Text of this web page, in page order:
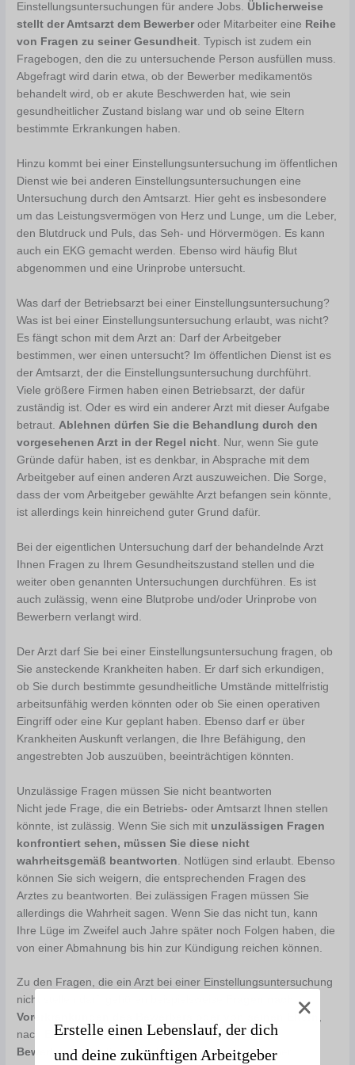
Einstellungsuntersuchungen für andere Jobs. Üblicherweise
stellt der Amtsarzt dem Bewerber oder Mitarbeiter eine Reihe
von Fragen zu seiner Gesundheit. Typisch ist zudem ein
Fragebogen, den die zu untersuchende Person ausfüllen muss.
Abgefragt wird darin etwa, ob der Bewerber medikamentös
behandelt wird, ob er akute Beschwerden hat, wie sein
gesundheitlicher Zustand bislang war und ob seine Eltern
bestimmte Erkrankungen haben.
Hinzu kommt bei einer Einstellungsuntersuchung im öffentlichen
Dienst wie bei anderen Einstellungsuntersuchungen eine
Untersuchung durch den Amtsarzt. Hier geht es insbesondere
um das Leistungsvermögen von Herz und Lunge, um die Leber,
den Blutdruck und Puls, das Seh- und Hörvermögen. Es kann
auch ein EKG gemacht werden. Ebenso wird häufig Blut
abgenommen und eine Urinprobe untersucht.
Was darf der Betriebsarzt bei einer Einstellungsuntersuchung?
Was ist bei einer Einstellungsuntersuchung erlaubt, was nicht?
Es fängt schon mit dem Arzt an: Darf der Arbeitgeber
bestimmen, wer einen untersucht? Im öffentlichen Dienst ist es
der Amtsarzt, der die Einstellungsuntersuchung durchführt.
Viele größere Firmen haben einen Betriebsarzt, der dafür
zuständig ist. Oder es wird ein anderer Arzt mit dieser Aufgabe
betraut. Ablehnen dürfen Sie die Behandlung durch den
vorgesehenen Arzt in der Regel nicht . Nur, wenn Sie gute
Gründe dafür haben, ist es denkbar, in Absprache mit dem
Arbeitgeber auf einen anderen Arzt auszuweichen. Die Sorge,
dass der vom Arbeitgeber gewählte Arzt befangen sein könnte,
ist allerdings kein hinreichend guter Grund dafür.
Bei der eigentlichen Untersuchung darf der behandelnde Arzt
Ihnen Fragen zu Ihrem Gesundheitszustand stellen und die
weiter oben genannten Untersuchungen durchführen. Es ist
auch zulässig, wenn eine Blutprobe und/oder Urinprobe von
Bewerbern verlangt wird.
Der Arzt darf Sie bei einer Einstellungsuntersuchung fragen, ob
Sie ansteckende Krankheiten haben. Er darf sich erkundigen,
ob Sie durch bestimmte gesundheitliche Umstände mittelfristig
arbeitsunfähig werden könnten oder ob Sie einen operativen
Eingriff oder eine Kur geplant haben. Ebenso darf er über
Krankheiten Auskunft verlangen, die Ihre Befähigung, den
angestrebten Job auszuüben, beeinträchtigen könnten.
Unzulässige Fragen müssen Sie nicht beantworten
Nicht jede Frage, die ein Betriebs- oder Amtsarzt Ihnen stellen
könnte, ist zulässig. Wenn Sie sich mit unzulässigen Fragen
konfrontiert sehen, müssen Sie diese nicht
wahrheitsgemäß beantworten . Notlügen sind erlaubt. Ebenso
können Sie sich weigern, die entsprechenden Fragen des
Arztes zu beantworten. Bei zulässigen Fragen müssen Sie
allerdings die Wahrheit sagen. Wenn Sie das nicht tun, kann
Ihre Lüge im Zweifel auch Jahre später noch Folgen haben, die
von einer Abmahnung bis hin zur Kündigung reichen können.
Zu den Fragen, die ein Arzt bei einer Einstellungsuntersuchung
nicht stellen darf, gehören beispielsweise
Vorerkrankungen des Bewerbers oder von seinen Eltern
,
nach
Erbkrankheitenoder denGewohnheiten des
Bewerbers. Unzulässig sind zudem Fragen nach einer
Erstelle einen Lebenslauf, der dich
und deine zukünftigen Arbeitgeber